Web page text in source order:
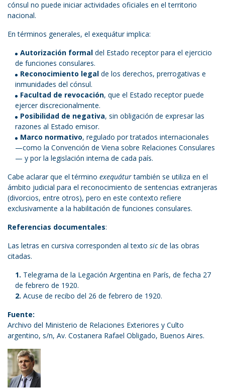
cónsul no puede iniciar actividades oficiales en el territorio
nacional.
En términos generales, el exequátur implica:
Autorización formal del Estado receptor para el ejercicio
de funciones consulares.
Reconocimiento legal de los derechos, prerrogativas e
inmunidades del cónsul.
Facultad de revocación, que el Estado receptor puede
ejercer discrecionalmente.
Posibilidad de negativa, sin obligación de expresar las
razones al Estado emisor.
Marco normativo, regulado por tratados internacionales
—como la Convención de Viena sobre Relaciones Consulares
— y por la legislación interna de cada país.
Cabe aclarar que el término exequáturtambién se utiliza en el
ámbito judicial para el reconocimiento de sentencias extranjeras
(divorcios, entre otros), pero en este contexto refiere
exclusivamente a la habilitación de funciones consulares.
Referencias documentales:
Las letras en cursiva corresponden al texto sicde las obras
citadas.
Telegrama de la Legación Argentina en París, de fecha 27
de febrero de 1920.
Acuse de recibo del 26 de febrero de 1920.
Fuente:
Archivo del Ministerio de Relaciones Exteriores y Culto
argentino, s/n, Av. Costanera Rafael Obligado, Buenos Aires.